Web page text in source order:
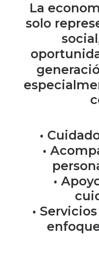
La
solo
•
•
•
• Servicios